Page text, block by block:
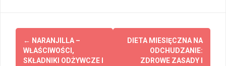
Post
navigation
← NARANJILLA –
WŁAŚCIWOŚCI,
SKŁADNIKI ODŻYWCZE I
DIETA MIESIĘCZNA NA
ODCHUDZANIE:
ZDROWE ZASADY I